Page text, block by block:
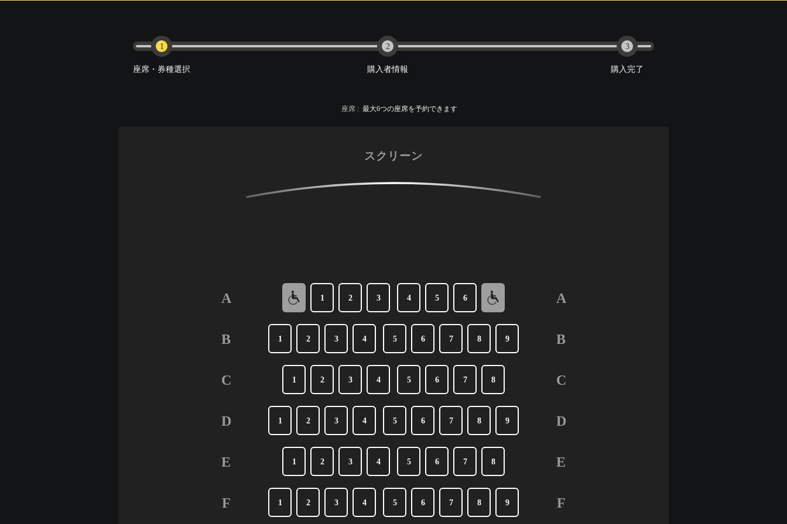
1
座席・券種選択
2
購入者情報
3
購入完了
座席 : 最大6つの座席を予約できます
スクリーン
A
B
C
D
E
F
A
B
C
D
E
F
1 2 3 4 5 6
1 2 3 4 5 6 7 8 9
1 2 3 4 5 6 7 8
1 2 3 4 5 6 7 8 9
1 2 3 4 5 6 7 8
1 2 3 4 5 6 7 8 9